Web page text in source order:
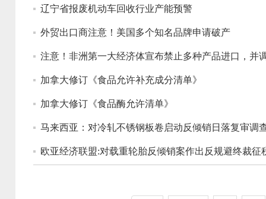
辽宁省报废机动车回收行业产能预警
外贸出口商注意！美国多个知名品牌申请破产
注意！非洲第一大经济体宣布禁止多种产品进口，并
加拿大修订《食品允许补充成分清单》
加拿大修订《食品酶允许清单》
马来西亚：对冷轧不锈钢板卷启动反倾销日落复审调
欧亚经济联盟:对载重轮胎反倾销案作出反规避终裁征